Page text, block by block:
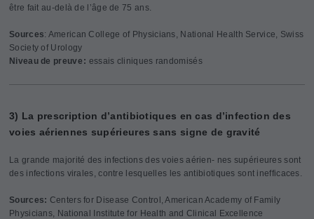
être fait au-delà de l’âge de 75 ans.
Sources: American College of Physicians, National Health Service, Swiss
Society of Urology
Niveau de preuve : essais cliniques randomisés
3) La prescription d’antibiotiques en cas d’infection des
voies aériennes supérieures sans signe de gravité
La grande majorité des infections des voies aérien- nes supérieures sont
des infections virales, contre lesquelles les antibiotiques sont inefficaces.
Sources: Centers for Disease Control, American Academy of Family
Physicians, National Institute for Health and Clinical Excellence